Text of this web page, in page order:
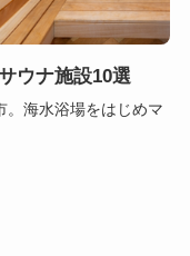
ウナ施設10選
。海水浴場をはじめマ